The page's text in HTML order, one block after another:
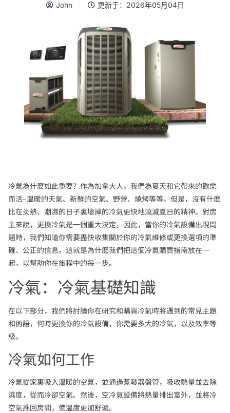
John 更新于： 2026年05月04日
冷氣為什麽如此重要？作為加拿大人，我們為夏天和它帶來的歡樂
而活–溫暖的天氣、新鮮的空氣、野營、燒烤等等。但是，沒有什麽
比在炎熱、潮濕的日子裏壞掉的冷氣更快地澆滅夏日的精神。對房
主來說，更換冷氣是一個重大決定。因此，當你的冷氣設備出現問
題時，我們知道你需要盡快收集關於你的冷氣維修或更換選項的準
確、公正的信息。這就是為什麽我們把這個冷氣購買指南放在一
起，以幫助你在旅程中的每一步。
冷氣：冷氣基礎知識
在以下部分，我們將討論你在研究和購買冷氣時將遇到的常見主題
和術語，何時更換你的冷氣設備，你需要多大的冷氣，以及效率等
級。
冷氣如何工作
冷氣從家裏吸入溫暖的空氣，並通過蒸發器盤管，吸收熱量並去除
濕度，從而冷卻空氣。然後，空冷氣設備將熱量排出室外，並將冷
空氣推回房間，使溫度更加舒適。